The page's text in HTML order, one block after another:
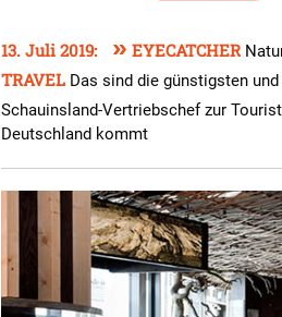
13. Juli 2019: » EYECATCHER
TRAVEL Das sind die günstigsten
Schauinsland-Vertriebschef zur
Deutschland kommt